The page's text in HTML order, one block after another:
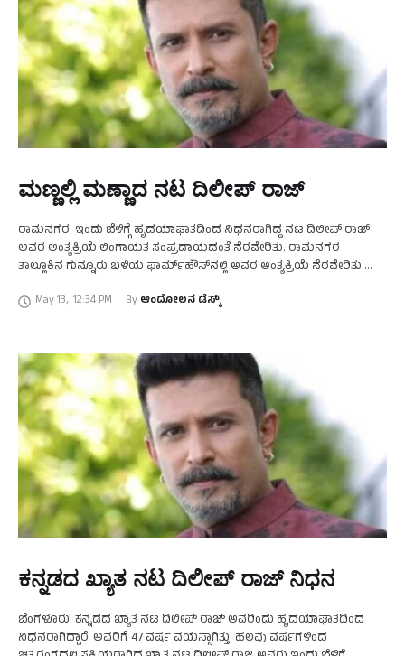
ಮಣ್ಣಲ್ಲಿ ಮಣ್ಣಾದ ನಟ ದಿಲೀಪ್‌ ರಾಜ್‌
ರಾಮನಗರ: ಇಂದು ಬೆಳಿಗ್ಗೆ ಹೃದಯಾಘಾತದಿಂದ ನಿಧನರಾಗಿದ್ದ ನಟ ದಿಲೀಪ್‌ ರಾಜ್‌
ಅವರ ಅಂತ್ಯಕ್ರಿಯೆ ಲಿಂಗಾಯತ ಸಂಪ್ರದಾಯದಂತೆ ನೆರವೇರಿತು. ರಾಮನಗರ
ತಾಲ್ಲೂಕಿನ ಗುನ್ನೂರು ಬಳಿಯ ಫಾರ್ಮ್‌ಹೌಸ್‌ನಲ್ಲಿ ಅವರ ಅಂತ್ಯಕ್ರಿಯೆ ನೆರವೇರಿತು.
ದಿಲೀಪ್‌ ರಾಜ್‌ …
May 13, 12:34 PM By ಆಂದೋಲನ ಡೆಸ್ಕ್
ಕನ್ನಡದ ಖ್ಯಾತ ನಟ ದಿಲೀಪ್‌ ರಾಜ್‌ ನಿಧನ
ಬೆಂಗಳೂರು: ಕನ್ನಡದ ಖ್ಯಾತ ನಟ ದಿಲೀಪ್‌ ರಾಜ್‌ ಅವರಿಂದು ಹೃದಯಾಘಾತದಿಂದ
ನಿಧನರಾಗಿದ್ದಾರೆ. ಅವರಿಗೆ 47 ವರ್ಷ ವಯಸ್ಸಾಗಿತ್ತು. ಹಲವು ವರ್ಷಗಳಿಂದ